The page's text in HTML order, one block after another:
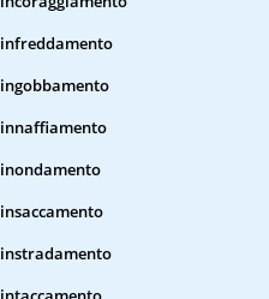
infreddamento
ingobbamento
innaffiamento
inondamento
insaccamento
instradamento